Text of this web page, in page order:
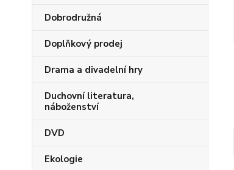
Dobrodružná
Doplňkový prodej
Drama a divadelní hry
Duchovní literatura,
náboženství
DVD
Ekologie